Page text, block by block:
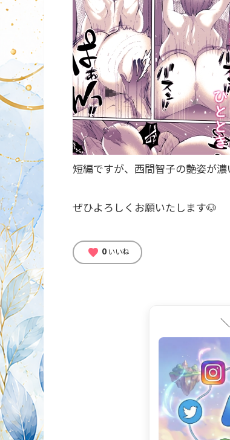
短編ですが、西間智子の艶姿が濃
ぜひよろしくお願いたします🐶
favorite 0 いいね